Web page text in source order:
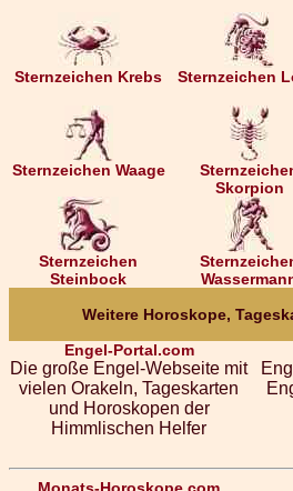
Sternzeichen Krebs Sternzeichen
Sternzeichen Waage
Skorpion
Sternzeichen
Steinbock
Weitere Horoskope,
Engel-Portal.com
Die große Engel-Webseite mit
vielen Orakeln, Tageskarten
und Horoskopen der
Himmlischen Helfer